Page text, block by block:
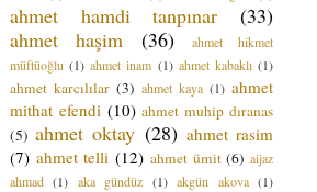
ahmet hamdi tanpınar
(33)
ahmet haşim
(36)
ahmet hikmet
müftüoğlu (1) ahmet inam (1) ahmet kabaklı (1)
ahmet karcılılar (3) ahmet kaya (1) ahmet
mithat efendi (10) ahmet muhip dıranas
(5) ahmet oktay (28) ahmet rasim
(7) ahmet telli (12) ahmet ümit (6) aijaz
ahmad (1) aka gündüz (1) akgün akova (1)